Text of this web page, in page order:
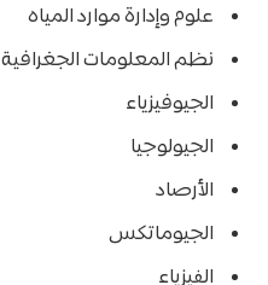
علوم وإدارة موارد المياه
نظم المعلومات الجغرافية
الجيوفيزياء
الجيولوجيا
الأرصاد
الجيوماتكس
الفيزياء